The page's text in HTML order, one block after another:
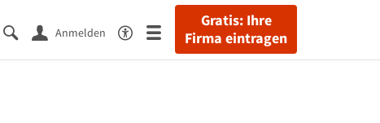
Gratis: Ihre
Firma eintragen
Anmelden